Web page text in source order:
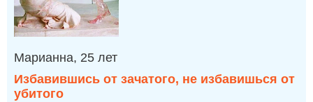
Марианна, 25 лет
Избавившись от зачатого, не избавишься от
убитого